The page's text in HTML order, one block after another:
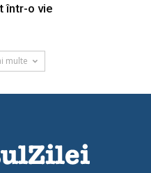
într-o vie
multe